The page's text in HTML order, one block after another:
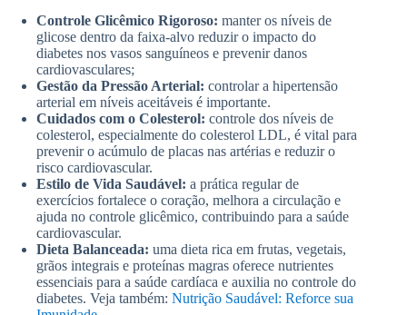
Controle Glicêmico Rigoroso: manter os níveis de
glicose dentro da faixa-alvo reduzir o impacto do
diabetes nos vasos sanguíneos e prevenir danos
cardiovasculares;
Gestão da Pressão Arterial: controlar a hipertensão
arterial em níveis aceitáveis é importante.
Cuidados com o Colesterol: controle dos níveis de
colesterol, especialmente do colesterol LDL, é vital para
prevenir o acúmulo de placas nas artérias e reduzir o
risco cardiovascular.
Estilo de Vida Saudável: a prática regular de
exercícios fortalece o coração, melhora a circulação e
ajuda no controle glicêmico, contribuindo para a saúde
cardiovascular.
Dieta Balanceada: uma dieta rica em frutas, vegetais,
grãos integrais e proteínas magras oferece nutrientes
essenciais para a saúde cardíaca e auxilia no controle do
diabetes. Veja também: Nutrição Saudável: Reforce sua